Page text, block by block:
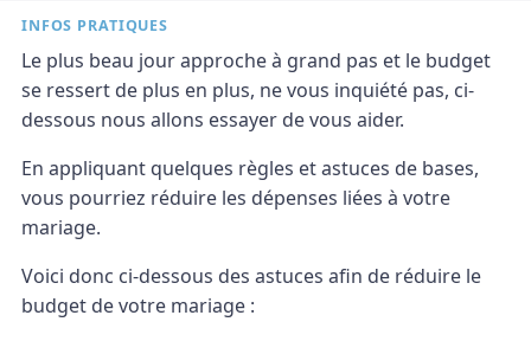
INFOS PRATIQUES
Le plus beau jour approche à grand pas et le budget
se ressert de plus en plus, ne vous inquiété pas, ci-
dessous nous allons essayer de vous aider.
En appliquant quelques règles et astuces de bases,
vous pourriez réduire les dépenses liées à votre
mariage.
Voici donc ci-dessous des astuces afin de réduire le
budget de votre mariage :